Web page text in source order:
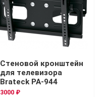
Стеновой кронштейн
для телевизора
Brateck PA-944
3000 ₽